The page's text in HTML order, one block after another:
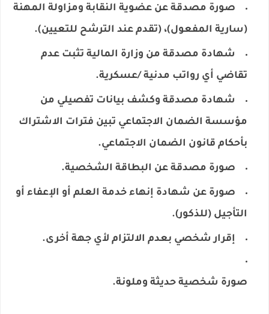
صورة مصدقة عن عضوية النقابة ومزاولة المهنة
(سارية المفعول)، (تقدم عند الترشح للتعيين).
شهادة مصدقة من وزارة المالية تثبت عدم
تقاضي أي رواتب مدنية /عسكرية.
شهادة مصدقة وكشف بيانات تفصيلي من
مؤسسة الضمان الاجتماعي تبين فترات الاشتراك
بأحكام قانون الضمان الاجتماعي.
صورة مصدقة عن البطاقة الشخصية.
صورة عن شهادة إنهاء خدمة العلم أو الإعفاء أو
التأجيل (للذكور).
إقرار شخصي بعدم الالتزام لأي جهة أخرى.
صورة شخصية حديثة وملونة.